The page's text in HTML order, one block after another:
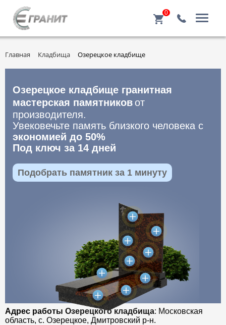
0
Главная Кладбища Озерецкое кладбище
Озерецкое кладбище гранитная
мастерская памятников от
производителя.
Увековечьте память близкого человека с
экономией до 50%
Под ключ за 14 дней
Подобрать памятник за 1 минуту
Адрес работы Озерецкого кладбища: Московская
область, с. Озерецкое, Дмитровский р-н.